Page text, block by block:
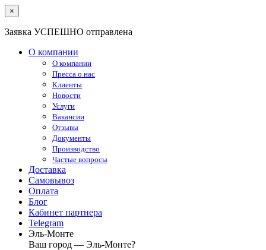
×
Заявка УСПЕШНО отправлена
О компании
О компании
Пресса о нас
Клиенты
Новости
Услуги
Вакансии
Отзывы
Документы
Производство
Частые вопросы
Доставка
Самовывоз
Оплата
Блог
Кабинет партнера
Telegram
Эль-Монте
Ваш город — Эль-Монте?